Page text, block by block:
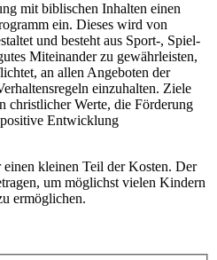
mit biblischen Inhalten einen
ein. Dieses wird von
und besteht aus Sport-, Spiel-
Miteinander zu gewährleisten,
an allen Angeboten der
einzuhalten. Ziele
christlicher Werte, die Förderung
Entwicklung
kleinen Teil der Kosten. Der
um möglichst vielen Kindern
ermöglichen.